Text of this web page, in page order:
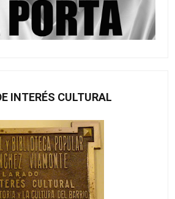
INTERÉS CULTURAL